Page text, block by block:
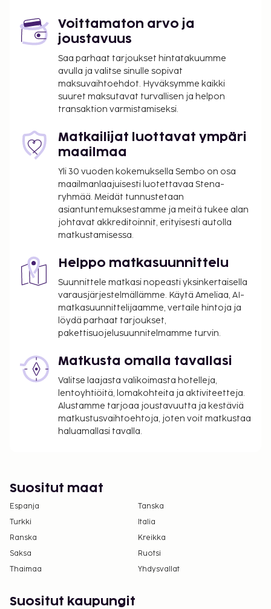
Saapuminen
Lauantai ja viikko. Check in -aika: 17:00,
huoneenluovutusaika: 10:00.
Voittamaton arvo ja
joustavuus
Saa parhaat tarjoukset hintatakuumme
avulla ja valitse sinulle sopivat
maksuvaihtoehdot. Hyväksymme kaikki
suuret maksutavat turvallisen ja helpon
transaktion varmistamiseksi.
Matkailijat luottavat ympäri
maailmaa
Yli 30 vuoden kokemuksella Sembo on osa
maailmanlaajuisesti luotettavaa Stena-
ryhmää. Meidät tunnustetaan
asiantuntemuksestamme ja meitä tukee alan
johtavat akkreditoinnit, erityisesti autolla
matkustamisessa.
Helppo matkasuunnittelu
Suunnittele matkasi nopeasti yksinkertaisella
varausjärjestelmällämme. Käytä Ameliaa, AI-
matkasuunnittelijaamme, vertaile hintoja ja
löydä parhaat tarjoukset,
pakettisuojelusuunnitelmamme turvin.
Matkusta omalla tavallasi
Valitse laajasta valikoimasta hotelleja,
lentoyhtiöitä, lomakohteita ja aktiviteetteja.
Alustamme tarjoaa joustavuutta ja kestäviä
matkustusvaihtoehtoja, joten voit matkustaa
haluamallasi tavalla.
Suositut maat
Espanja
Tanska
Turkki
Italia
Ranska
Kreikka
Saksa
Ruotsi
Thaimaa
Yhdysvallat
Suositut kaupungit